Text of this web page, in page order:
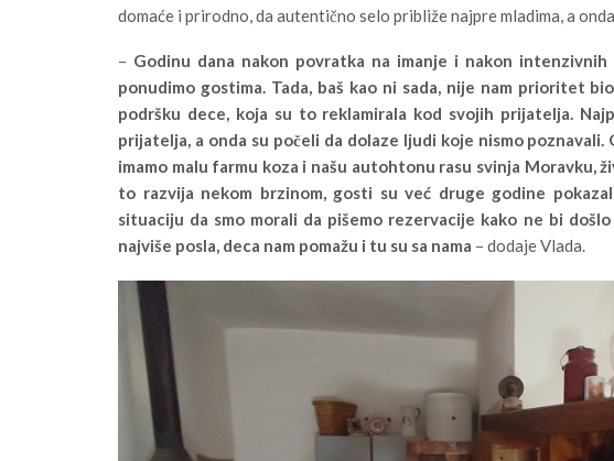
domaće i prirodno, da autentično selo približe najpre mladima, a
– Godinu dana nakon povratka na imanje i nakon
ponudimo gostima. Tada, baš kao ni sada, nije nam prioritet
podršku dece, koja su to reklamirala kod svojih prijatelja.
prijatelja, a onda su počeli da dolaze ljudi koje nismo
imamo malu farmu koza i našu autohtonu rasu svinja Moravku,
to razvija nekom brzinom, gosti su već druge godine
situaciju da smo morali da pišemo rezervacije kako ne bi
najviše posla, deca nam pomažu i tu su sa nama – dodaje Vlada.